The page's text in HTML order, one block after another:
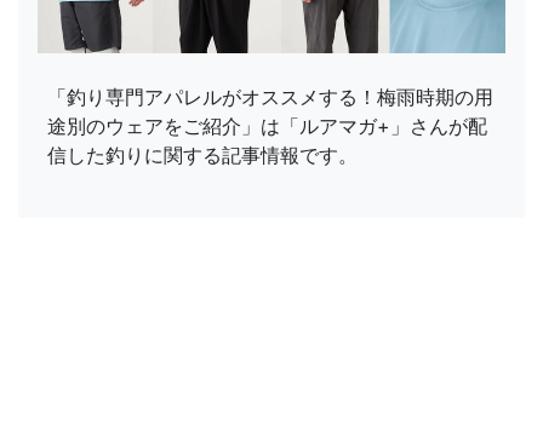
「釣り専門アパレルがオススメする！梅雨時期の用
途別のウェアをご紹介」は「ルアマガ+」さんが配
信した釣りに関する記事情報です。